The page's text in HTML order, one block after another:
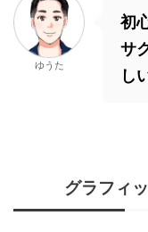
ゆうた
初
サ
し
グラフィ